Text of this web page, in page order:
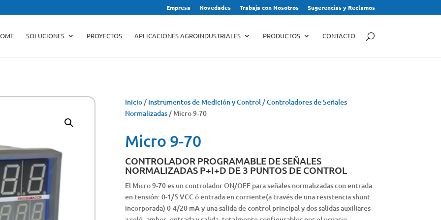
Empresa Novedades Trabaja con Nosotros Sugerencias y Reclamos
SOLUCIONES PROYECTOS APLICACIONES AGROINDUSTRIALES PRODUCTOS CONTACTO
Búsqueda
Inicio/ Instrumentos de Medición y Control/Controladores de Señales
Normalizadas/ Micro 9-70
Micro 9-70
CONTROLADOR PROGRAMABLE DE SEÑALES
NORMALIZADAS P+I+D DE 3 PUNTOS DE CONTROL
El Micro 9-70 es un controlador ON/OFF para señales normalizadas con entrada
en tensión: 0-1/5 VCC ó entrada en corriente(a través de una resistencia shunt
incorporada) 0-4/20 mA y una salida de control principal y dos salidas auxiliares